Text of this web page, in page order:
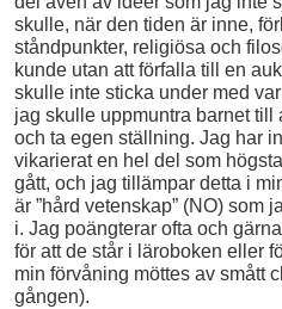
skulle, när den tiden är inne,
ståndpunkter, religiösa och
kunde utan att förfalla till en
skulle inte sticka under med
jag skulle uppmuntra barnet till
och ta egen ställning. Jag har
vikarierat en hel del som
gått, och jag tillämpar detta i
är ”hård vetenskap” (NO) som
i. Jag poängterar ofta och
för att de står i läroboken eller
min förvåning möttes av smått
gången).